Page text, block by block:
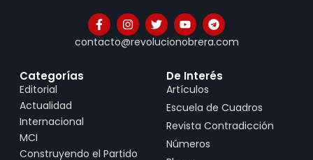
contacto@revolucionobrera.com
Categorías
Editorial
Actualidad
Internacional
MCI
Construyendo el Partido
De Interés
Artículos
Escuela de Cuadros
Revista Contradicción
Números